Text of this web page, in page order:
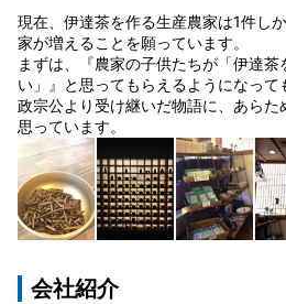
現在、伊達茶を作る生産農家は1件し
家が増えることを願っています。
まずは、『農家の子供たちが「伊達
い」』と思ってもらえるようになって
政宗公より受け継いだ物語に、あらた
思っています。
会社紹介